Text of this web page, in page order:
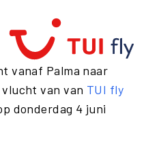
vanaf Palma naar
van van TUI fly
donderdag 4 juni